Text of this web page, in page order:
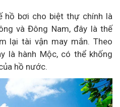
hồ bơi cho biệt thự chính là
và Đông Nam, đây là thế
lại tài vận may mắn. Theo
là hành Mộc, có thể khống
hồ nước.